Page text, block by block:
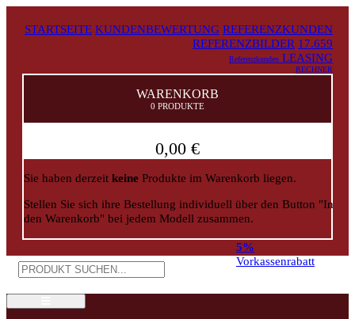
STARTSEITE KUNDENBEWERTUNG REFERENZKUNDEN
REFERENZBILDER 17.659
Referenzkunden LEASING
RECHNER
WARENKORB
0 PRODUKTE
0,00 €
Sie haben derzeit keine Produkte im Warenkorb liegen.
Stellen Sie sich ihre Bestellung individuell über den Button "In
den Warenkorb" bei jedem Modell zusammen.
5%
Vorkassenrabatt